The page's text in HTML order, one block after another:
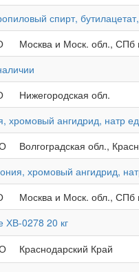
спирт,
Москва и Моск. обл., СПб
Нижегородская обл.
хромовый ангидрид, натр
Волгоградская обл.,
хромовый ангидрид,
Москва и Моск. обл., СПб
ХВ-0278 20 кг
Краснодарский Край